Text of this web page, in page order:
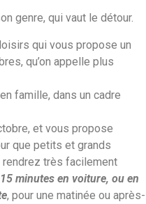
genre, qui vaut le détour.
qui vous propose un
qu’on appelle plus
famille, dans un cadre
et vous propose
que petits et grands
très facilement
minutes en voiture, ou en
, pour une matinée ou après-